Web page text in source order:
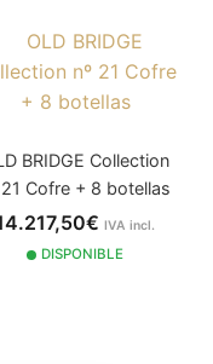
BRIDGE Collection
21 Cofre + 8 botellas
IVA incl.
DISPONIBLE